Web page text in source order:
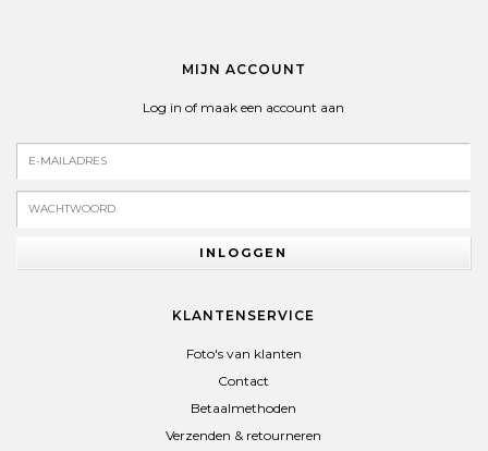
MIJN ACCOUNT
Log in of maak een account aan
INLOGGEN
KLANTENSERVICE
Foto's van klanten
Contact
Betaalmethoden
Verzenden & retourneren